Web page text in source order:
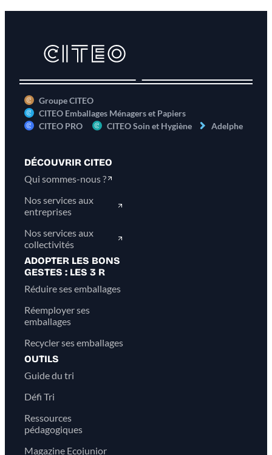
Groupe CITEO
CITEO Emballages Ménagers et Papiers
CITEO PRO
CITEO Soin et Hygiène Adelphe
DÉCOUVRIR CITEO
Qui sommes-nous ?
Nos services aux
entreprises
Nos services aux
collectivités
ADOPTER LES BONS
GESTES : LES 3 R
Réduire ses emballages
Réemployer ses
emballages
Recycler ses emballages
OUTILS
Guide du tri
Défi Tri
Ressources
pédagogiques
Magazine Ecojunior